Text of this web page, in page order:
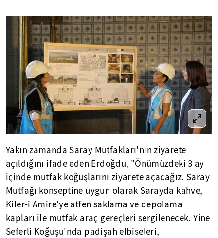
Yakın zamanda Saray Mutfakları'nın ziyarete
açıldığını ifade eden Erdoğdu, "Önümüzdeki 3 ay
içinde mutfak koğuşlarını ziyarete açacağız. Saray
Mutfağı konseptine uygun olarak Sarayda kahve,
Kiler-i Amire'ye atfen saklama ve depolama
kapları ile mutfak araç gereçleri sergilenecek. Yine
Seferli Koğuşu'nda padişah elbiseleri,